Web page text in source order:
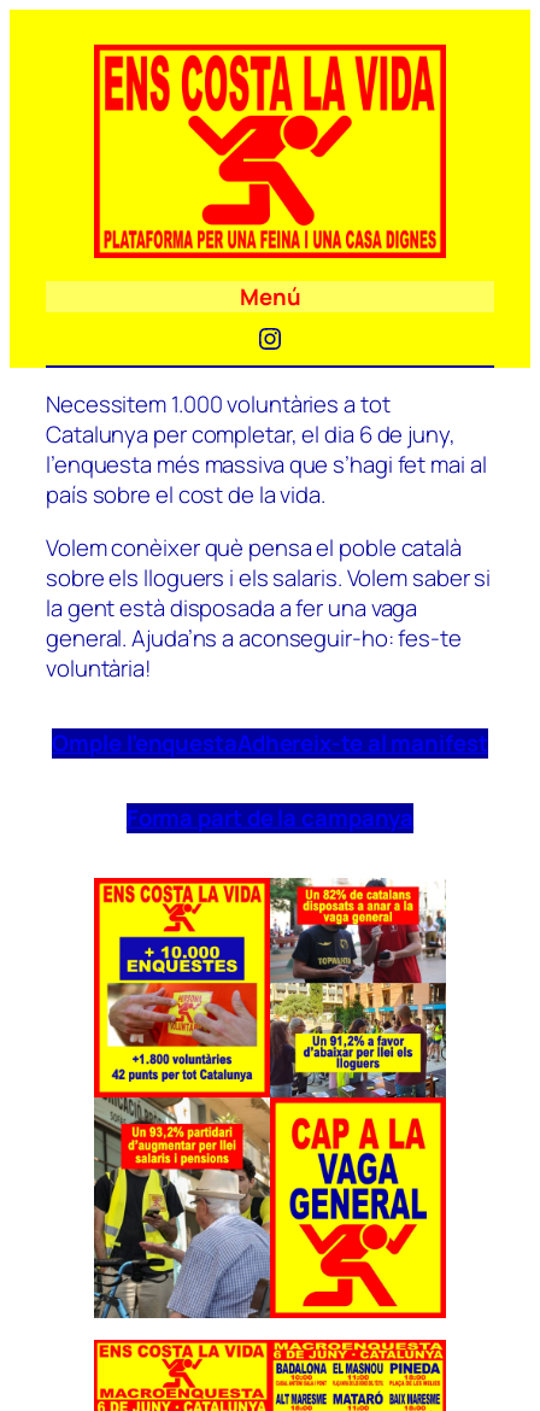
Menú
Instagram
Necessitem 1.000 voluntàries a tot
Catalunya per completar, el dia 6 de juny,
l’enquesta més massiva que s’hagi fet mai al
país sobre el cost de la vida.
Volem conèixer què pensa el poble català
sobre els lloguers i els salaris. Volem saber si
la gent està disposada a fer una vaga
general. Ajuda’ns a aconseguir-ho: fes-te
voluntària!
Omple l’enquestaAdhereix-te al manifest
Forma part de la campanya